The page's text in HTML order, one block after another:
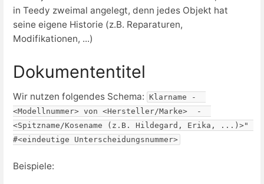
in Teedy zweimal angelegt, denn jedes Objekt hat
seine eigene Historie (z.B. Reparaturen,
Modifikationen, ...)
Dokumententitel
Wir nutzen folgendes Schema:
Klarname -
<Modellnummer> von <Hersteller/Marke>  -
<Spitzname/Kosename (z.B. Hildegard, Erika, ...)>"
#<eindeutige Unterscheidungsnummer>
Beispiele: